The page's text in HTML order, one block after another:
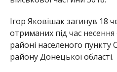
Ігор Яковішак загинув 18
отриманих під час
районі населеного пункту
району Донецької області.